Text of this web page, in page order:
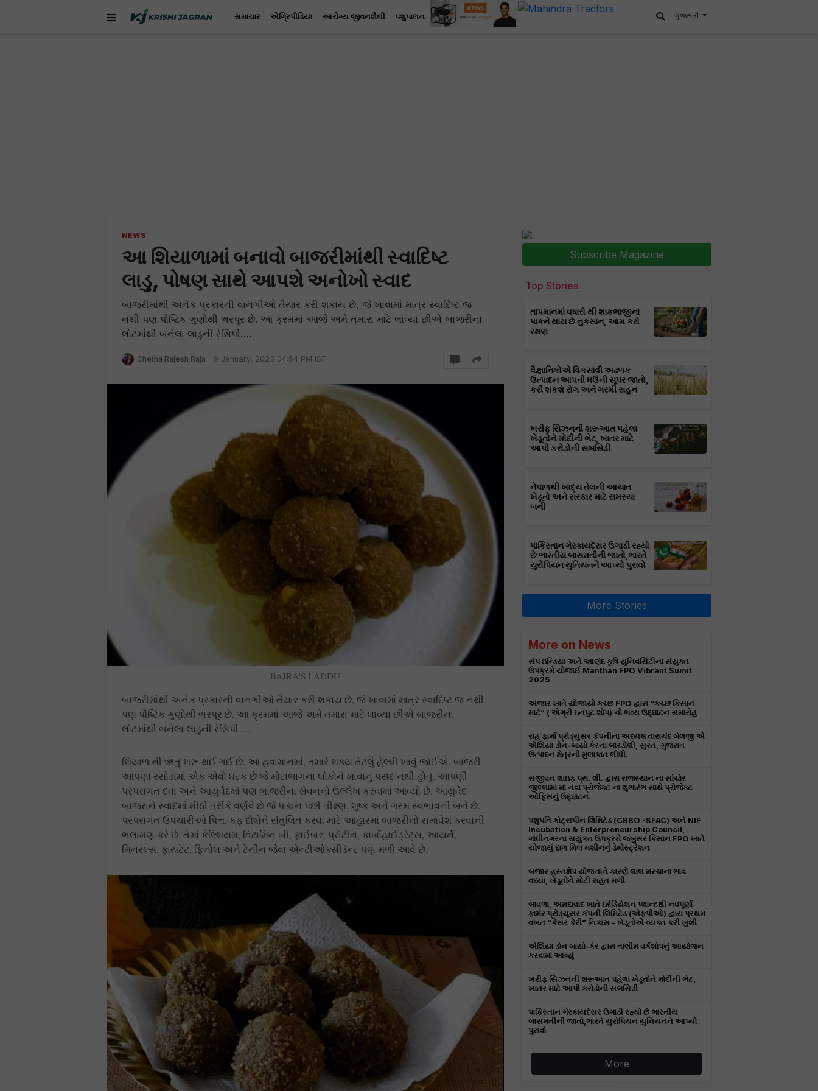
સમાચાર એગ્રિપીડિયા આરોગ્ય જીવનશૈલી પશુપાલન ગુજરાતી
NEWS
આ શિયાળામાં બનાવો બાજરીમાંથી સ્વાદિષ્ટ
લાડુ, પોષણ સાથે આપશે અનોખો સ્વાદ
બાજરીમાંથી અનેક પ્રકારની વાનગીઓ તૈયાર કરી શકાય છે, જે ખાવામાં માત્ર સ્વાદિષ્ટ જ
નથી પણ પૌષ્ટિક ગુણોથી ભરપૂર છે. આ ક્રમમાં આજે અમે તમારા માટે લાવ્યા છીએ બાજરીના
લોટમાંથી બનેલા લાડુની રેસિપી….
Chetna Rajesh Raja 9 January, 2023 04:54 PM IST
BAJRA'S LADDU
બાજરીમાંથી અનેક પ્રકારની વાનગીઓ તૈયાર કરી શકાય છે, જે ખાવામાં માત્ર સ્વાદિષ્ટ જ નથી
પણ પૌષ્ટિક ગુણોથી ભરપૂર છે. આ ક્રમમાં આજે અમે તમારા માટે લાવ્યા છીએ બાજરીના
લોટમાંથી બનેલા લાડુની રેસિપી….
શિયાળાની ઋતુ શરૂ થઈ ગઈ છે. આ હવામાનમાં, તમારે શક્ય તેટલું હેલ્ધી ખાવું જોઈએ. બાજરી
આપણા રસોડામાં એક એવો ઘટક છે જે મોટાભાગના લોકોને ખાવાનું પસંદ નથી હોતું. આપણી
પરંપરાગત દવા અને આયુર્વેદમાં પણ બાજરીના સેવનનો ઉલ્લેખ કરવામાં આવ્યો છે. આયુર્વેદ
બાજરાને સ્વાદમાં મીઠી તરીકે વર્ણવે છે જે પાચન પછી તીક્ષ્ણ, શુષ્ક અને ગરમ સ્વભાવની બને છે.
પરંપરાગત ઉપચારીઓ પિત્ત, કફ દોષોને સંતુલિત કરવા માટે આહારમાં બાજરીનો સમાવેશ કરવાની
ભલામણ કરે છે. તેમાં કેલ્શિયમ, વિટામિન બી, ફાઈબર, પ્રોટીન, કાર્બોહાઈડ્રેટ્સ, આયર્ન,
મિનરલ્સ, ફાયટેટ, ફિનોલ અને ટેનીન જેવા એન્ટીઓક્સીડેન્ટ પણ મળી આવે છે.
Subscribe Magazine
Top Stories
તાપમાનમાં વધારો થી શાકભાજીના
પાકને થાય છે નુકસાન, આમ કરો
રક્ષણ
વૈજ્ઞાનિકોએ વિકસાવી અઢળક
ઉત્પાદન આપતી ઘઉંની સૂપર જાતો,
કરી શકશે રોગ અને ગરમી સહન
ખરીફ સિઝનની શરૂઆત પહેલા
ખેડૂતોને મોદીની ભેટ, ખાતર માટે
આપી કરોડોની સબસિડી
નેપાળથી ખાદ્ય તેલની આયાત
ખેડૂતો અને સરકાર માટે સમસ્યા
બની
પાકિસ્તાન ગેરકાયદેસર ઉગાડી રહ્યો
છે ભારતીય બાસમતીની જાતો,ભારતે
યુરોપિયન યુનિયનને આપ્યો પુરાવો
More Stories
More on News
સંપ ઇન્ડિયા અને આણંદ કૃષિ યુનિવર્સિટીના સંયુક્ત
ઉપક્રમે યોજાઈ Manthan FPO Vibrant Sumit
2025
અંજાર ખાતે યોજાયો કચ્છ FPO દ્વારા “કચ્છ કિસાન
માર્ટ” ( એગ્રી ઇનપુટ શોપ) નો ભવ્ય ઉદ્ઘાટન સમારોહ
રાહ ફાર્મા પ્રોડ્યુસર કંપનીના અધ્યક્ષ તારાચંદ બેલજી એ
એશિયા ડોન-બાયો કેરના બારડોલી, સુરત, ગુજરાત
ઉત્પાદન ક્ષેત્રની મુલાકાત લીધી.
સજીવન લાઇફ પ્રા. લી. દ્વારા રાજસ્થાન ના સાંચોર
જીલ્લામાં માં નવા પ્રોજેક્ટ ના શુભારંભ સાથે પ્રોજેક્ટ
ઓફિસનું ઉદ્ઘાટન.
પશુપતિ કોટ્સપીન લિમિટેડ (CBBO -SFAC) અને NIF
Incubation & Enterpreneurship Council,
ગાંધીનગરના સયુંકત ઉપક્રમે જંબુસર કિસાન FPO ખાતે
યોજાયું દાળ મિલ મશીનનું ડેમોસ્ટ્રેશન
બજાર હસ્તક્ષેપ યોજનાને કારણે લાલ મરચાના ભાવ
વધ્યા, ખેડૂતોને મોટી રાહત મળી
બાવળા, અમદાવાદ ખાતે ઇરેડિયેશન પ્લાન્ટથી નવપૂર્ણા
ફાર્મર પ્રોડ્યૂસર કંપની લિમિટેડ (એફપીઓ) દ્વારા પ્રથમ
વખત “કેસર કેરી” નિકાસ – ખેડૂતોએ વ્યક્ત કરી ખુશી
એશિયા ડોન બાયો-કેર દ્વારા તાલીમ વર્કશોપનું આયોજન
કરવામાં આવ્યું
ખરીફ સિઝનની શરૂઆત પહેલા ખેડૂતોને મોદીની ભેટ,
ખાતર માટે આપી કરોડોની સબસિડી
પાકિસ્તાન ગેરકાયદેસર ઉગાડી રહ્યો છે ભારતીય
બાસમતીની જાતો,ભારતે યુરોપિયન યુનિયનને આપ્યો
પુરાવો
More